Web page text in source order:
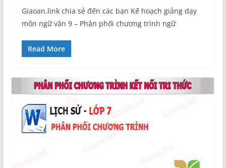
Giaoan.link chia sẻ đến các bạn Kế hoạch giảng dạy
môn ngữ văn 9 – Phân phối chương trình ngữ
Read More